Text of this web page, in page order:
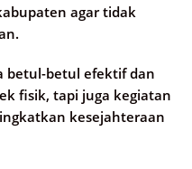
agar tidak
betul-betul efektif dan
fisik, tapi juga kegiatan
kesejahteraan